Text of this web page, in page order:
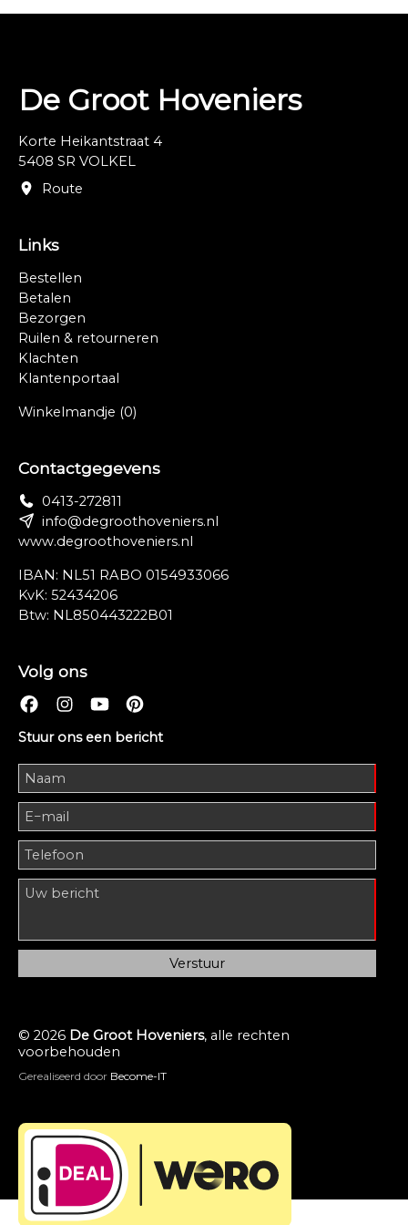
neem hiervoor telefonisch contact met ons op:
De Groot Hoveniers
Korte Heikantstraat 4
5408 SR VOLKEL
Route
Links
Bestellen
Betalen
Bezorgen
Ruilen & retourneren
Klachten
Klantenportaal
Winkelmandje (0)
Contactgegevens
0413-272811
info@degroothoveniers.nl
www.degroothoveniers.nl
IBAN: NL51 RABO 0154933066
KvK: 52434206
Btw: NL850443222B01
Volg ons
Stuur ons een bericht
© 2026 De Groot Hoveniers, alle rechten
voorbehouden
Gerealiseerd door Become-IT